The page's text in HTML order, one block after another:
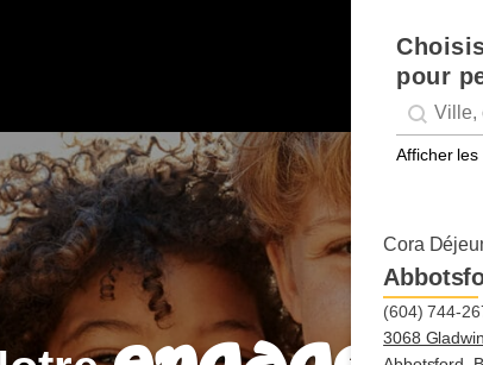
pour
Afficher
Cora
(604) 744-
3068